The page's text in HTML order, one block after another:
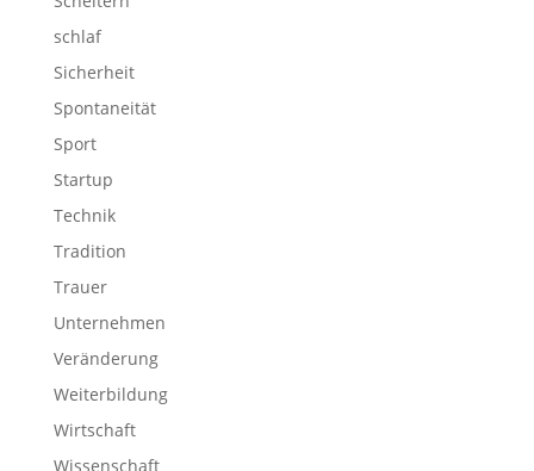
schlaf
Sicherheit
Spontaneität
Sport
Startup
Technik
Tradition
Trauer
Unternehmen
Veränderung
Weiterbildung
Wirtschaft
Wissenschaft